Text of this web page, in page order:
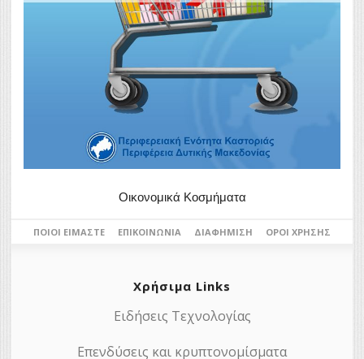
Οικονομικά Κοσμήματα
ΠΟΙΟΙ ΕΊΜΑΣΤΕ ΕΠΙΚΟΙΝΩΝΊΑ ΔΙΑΦΉΜΙΣΗ ΌΡΟΙ ΧΡΉΣΗΣ
Χρήσιμα Links
Ειδήσεις Τεχνολογίας
Επενδύσεις και κρυπτονομίσματα